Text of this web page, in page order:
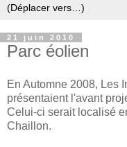
21 juin 2010
Parc éolien
En Automne 2008, Les
présentaient l'avant
Celui-ci serait localisé
Chaillon.